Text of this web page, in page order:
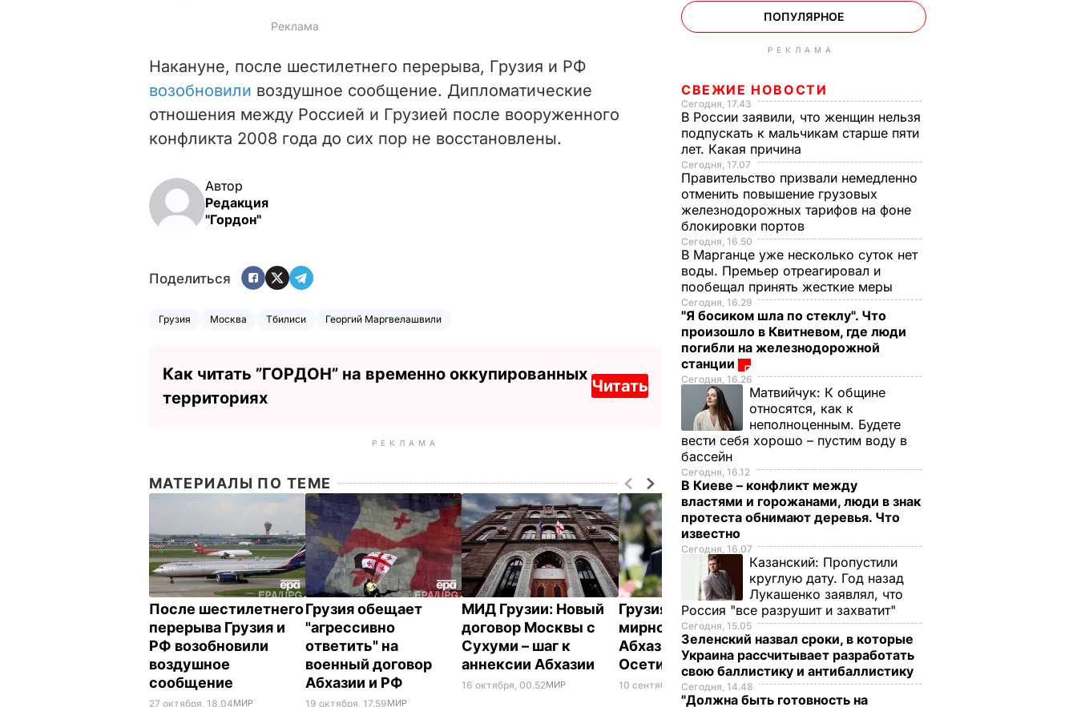
Накануне, после шестилетнего перерыва, Грузия и РФ
возобновили воздушное сообщение. Дипломатические
отношения между Россией и Грузией после вооруженного
конфликта 2008 года до сих пор не восстановлены.
Автор
Редакция
"Гордон"
Поделиться
Грузия Москва Тбилиси Георгий Маргвелашвили
Как читать ”ГОРДОН” на временно оккупированных
территориях
Читать
РЕКЛАМА
МАТЕРИАЛЫ ПО ТЕМЕ
После шестилетнего
перерыва Грузия и
РФ возобновили
воздушное
сообщение
27 октября, 18.04МИР
Грузия обещает
"агрессивно
ответить" на
военный договор
Абхазии и РФ
19 октября, 17.59МИР
МИД Грузии: Новый
договор Москвы с
Сухуми – шаг к
аннексии Абхазии
16 октября, 00.52МИР
Грузия намерена
мирно вернуть
Абхазию и Южную
Осетию
10 сентября, 09.07МИР
ПОПУЛЯРНОЕ
РЕКЛАМА
СВЕЖИЕ НОВОСТИ
Сегодня, 17.43
В России заявили, что женщин нельзя
подпускать к мальчикам старше пяти
лет. Какая причина
Сегодня, 17.07
Правительство призвали немедленно
отменить повышение грузовых
железнодорожных тарифов на фоне
блокировки портов
Сегодня, 16.50
В Марганце уже несколько суток нет
воды. Премьер отреагировал и
пообещал принять жесткие меры
Сегодня, 16.29
"Я босиком шла по стеклу". Что
произошло в Квитневом, где люди
погибли на железнодорожной
станции
Сегодня, 16.26
Матвийчук: К общине
относятся, как к
неполноценным. Будете
вести себя хорошо – пустим воду в
бассейн
Сегодня, 16.12
В Киеве – конфликт между
властями и горожанами, люди в знак
протеста обнимают деревья. Что
известно
Сегодня, 16.07
Казанский: Пропустили
круглую дату. Год назад
Лукашенко заявлял, что
Россия "все разрушит и захватит"
Сегодня, 15.05
Зеленский назвал сроки, в которые
Украина рассчитывает разработать
свою баллистику и антибаллистику
Сегодня, 14.48
"Должна быть готовность на